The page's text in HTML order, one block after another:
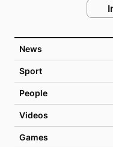
News
Sport
People
Videos
Games